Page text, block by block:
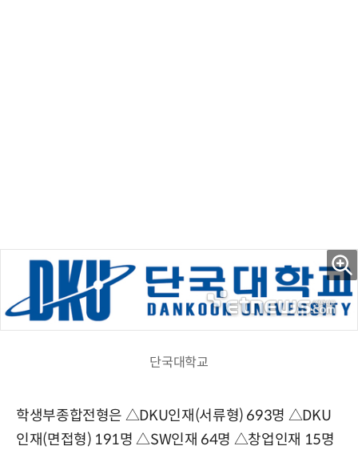
단국대학교
학생부종합전형은 △DKU인재(서류형) 693명 △DKU
인재(면접형) 191명 △SW인재 64명 △창업인재 15명